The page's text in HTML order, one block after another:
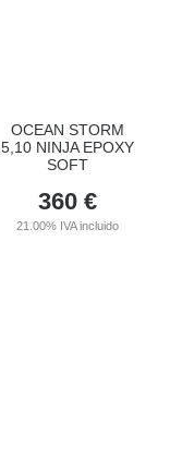
OCEAN STORM
5,10 NINJA EPOXY
SOFT
360 €
21.00% IVA incluido